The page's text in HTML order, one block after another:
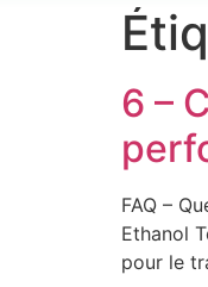
6 –
FAQ –
Ethanol
pour le